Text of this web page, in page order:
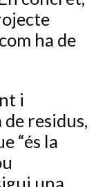
ha de
i
residus,
“és la
una